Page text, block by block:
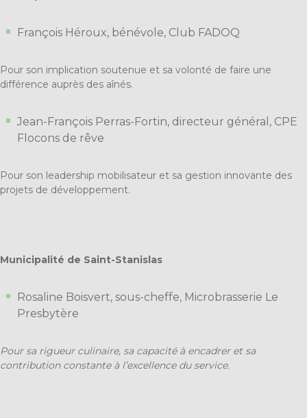
François Héroux, bénévole, Club FADOQ
Pour son implication soutenue et sa volonté de faire une
différence auprès des aînés.
Jean-François Perras-Fortin, directeur général, CPE
Flocons de rêve
Pour son leadership mobilisateur et sa gestion innovante des
projets de développement.
Municipalité de Saint-Stanislas
Rosaline Boisvert, sous-cheffe, Microbrasserie Le
Presbytère
Pour sa rigueur culinaire, sa capacité à encadrer et sa
contribution constante à l’excellence du service.